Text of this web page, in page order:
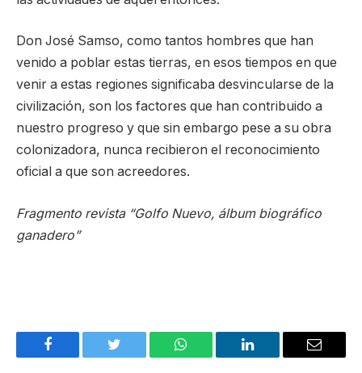
Don José Samso, como tantos hombres que han
venido a poblar estas tierras, en esos tiempos en que
venir a estas regiones significaba desvincularse de la
civilización, son los factores que han contribuido a
nuestro progreso y que sin embargo pese a su obra
colonizadora, nunca recibieron el reconocimiento
oficial a que son acreedores.
Fragmento revista “Golfo Nuevo, álbum biográfico
ganadero”
Facebook Twitter WhatsApp LinkedIn Email